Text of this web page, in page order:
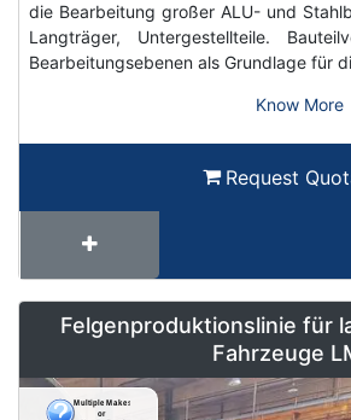
die Bearbeitung großer ALU- und
Langträger, Untergestellteile.
Bearbeitungsebenen als Grundlage für
Know More
Request
Felgenproduktionslinie für
Fahrzeuge